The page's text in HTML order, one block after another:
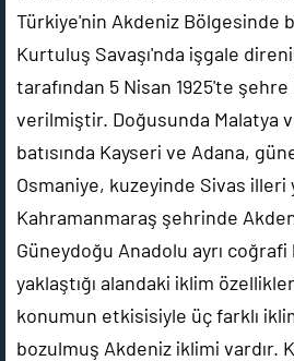
Türkiye'nin Akdeniz Bölgesinde
Kurtuluş Savaşı'nda işgale
tarafından 5 Nisan 1925'te şehre
verilmiştir. Doğusunda Malatya
batısında Kayseri ve Adana,
Osmaniye, kuzeyinde Sivas illeri
Kahramanmaraş şehrinde
Güneydoğu Anadolu ayrı
yaklaştığı alandaki iklim
konumun etkisisiyle üç farklı
bozulmuş Akdeniz iklimi vardır.